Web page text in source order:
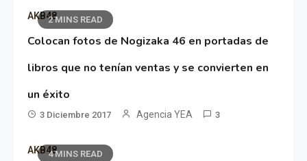
2 MINS READ
AKB48
Colocan fotos de Nogizaka 46 en portadas de
libros que no tenían ventas y se convierten en
un éxito
3 Diciembre 2017 Agencia YEA 3
4 MINS READ
AKB48